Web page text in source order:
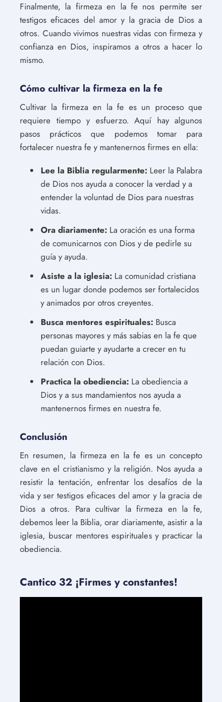
Finalmente, la firmeza en la fe nos permite ser
testigos eficaces del amor y la gracia de Dios a
otros. Cuando vivimos nuestras vidas con firmeza y
confianza en Dios, inspiramos a otros a hacer lo
mismo.
Cómo cultivar la firmeza en la fe
Cultivar la firmeza en la fe es un proceso que
requiere tiempo y esfuerzo. Aquí hay algunos
pasos prácticos que podemos tomar para
fortalecer nuestra fe y mantenernos firmes en ella:
Lee la Biblia regularmente: Leer la Palabra
de Dios nos ayuda a conocer la verdad y a
entender la voluntad de Dios para nuestras
vidas.
Ora diariamente: La oración es una forma
de comunicarnos con Dios y de pedirle su
guía y ayuda.
Asiste a la iglesia: La comunidad cristiana
es un lugar donde podemos ser fortalecidos
y animados por otros creyentes.
Busca mentores espirituales: Busca
personas mayores y más sabias en la fe que
puedan guiarte y ayudarte a crecer en tu
relación con Dios.
Practica la obediencia: La obediencia a
Dios y a sus mandamientos nos ayuda a
mantenernos firmes en nuestra fe.
Conclusión
En resumen, la firmeza en la fe es un concepto
clave en el cristianismo y la religión. Nos ayuda a
resistir la tentación, enfrentar los desafíos de la
vida y ser testigos eficaces del amor y la gracia de
Dios a otros. Para cultivar la firmeza en la fe,
debemos leer la Biblia, orar diariamente, asistir a la
iglesia, buscar mentores espirituales y practicar la
obediencia.
Cantico 32 ¡Firmes y constantes!